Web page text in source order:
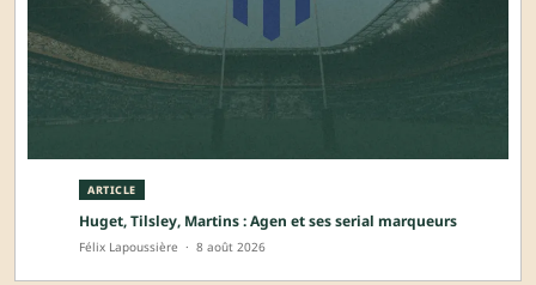
ARTICLE
Huget, Tilsley, Martins : Agen et ses serial marqueurs
Félix Lapoussière · 8 août 2026